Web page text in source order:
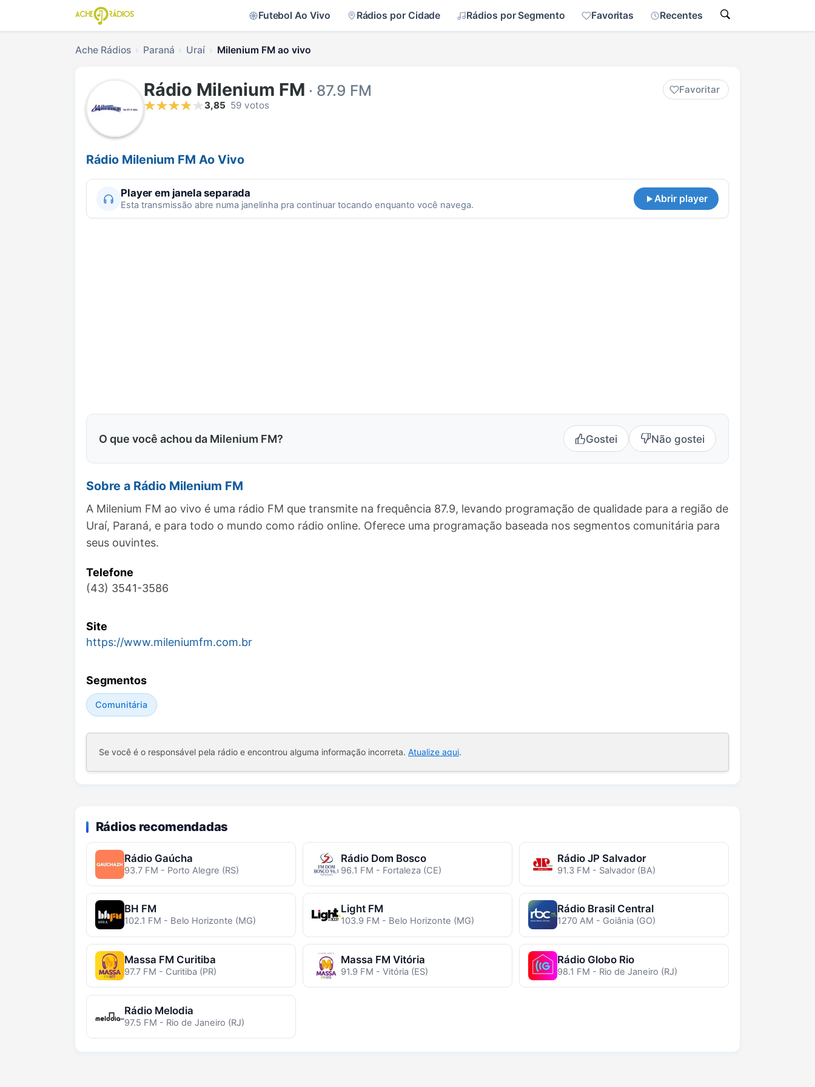
Futebol Ao Vivo Rádios por Cidade Rádios por Segmento Favoritas Recentes
Ache Rádios Paraná Uraí Milenium FM ao vivo
Rádio Milenium FM · 87.9 FM
Favoritar
3,85 59 votos
Rádio Milenium FM Ao Vivo
Player em janela separada
Esta transmissão abre numa janelinha pra continuar tocando enquanto você navega.
Abrir player
O que você achou da Milenium FM? Gostei Não gostei
Sobre a Rádio Milenium FM
A Milenium FM ao vivo é uma rádio FM que transmite na frequência 87.9, levando programação de qualidade para a região de
Uraí, Paraná, e para todo o mundo como rádio online. Oferece uma programação baseada nos segmentos comunitária para
seus ouvintes.
Telefone
(43) 3541-3586
Site
https://www.mileniumfm.com.br
Segmentos
Comunitária
Se você é o responsável pela rádio e encontrou alguma informação incorreta. Atualize aqui.
Rádios recomendadas
Rádio Gaúcha
93.7 FM - Porto Alegre (RS)
Rádio Dom Bosco
96.1 FM - Fortaleza (CE)
Rádio JP Salvador
91.3 FM - Salvador (BA)
BH FM
102.1 FM - Belo Horizonte (MG)
Light FM
103.9 FM - Belo Horizonte (MG)
Rádio Brasil Central
1270 AM - Goiânia (GO)
Massa FM Curitiba
97.7 FM - Curitiba (PR)
Massa FM Vitória
91.9 FM - Vitória (ES)
Rádio Globo Rio
98.1 FM - Rio de Janeiro (RJ)
Rádio Melodia
97.5 FM - Rio de Janeiro (RJ)